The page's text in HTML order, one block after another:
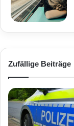
Zufällige Beiträge